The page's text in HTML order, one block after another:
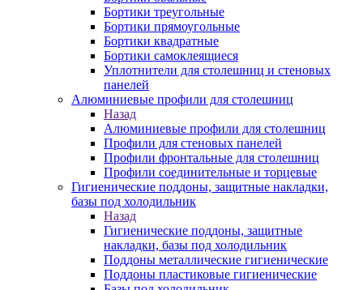
Бортики треугольные
Бортики прямоугольные
Бортики квадратные
Бортики самоклеящиеся
Уплотнители для столешниц и стеновых
панелей
Алюминиевые профили для столешниц
Назад
Алюминиевые профили для столешниц
Профили для стеновых панелей
Профили фронтальные для столешниц
Профили соединительные и торцевые
Гигиенические поддоны, защитные накладки,
базы под холодильник
Назад
Гигиенические поддоны, защитные
накладки, базы под холодильник
Поддоны металлические гигиенические
Поддоны пластиковые гигиенические